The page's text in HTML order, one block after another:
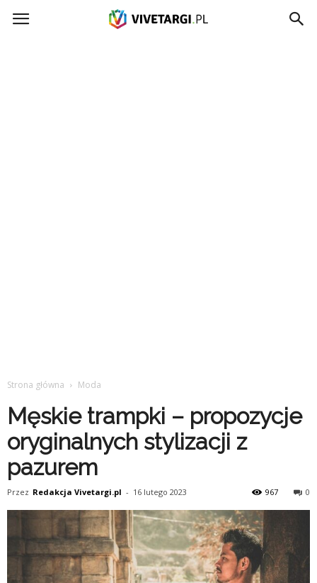
Vivetargi.pl
Strona główna Moda
Męskie trampki – propozycje
oryginalnych stylizacji z
pazurem
Przez Redakcja Vivetargi.pl - 16 lutego 2023 0
967